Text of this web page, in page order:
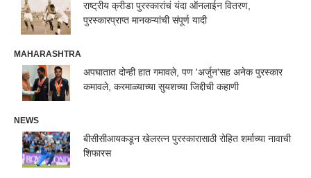
राष्ट्रीय क्रीडा पुरस्कारांचं यंदा ऑनलाईन वितरण,
पुरस्कारप्राप्त मानकऱ्यांची संपूर्ण यादी
MAHARASHTRA
अपघातात दोन्ही हात गमावले, पण 'अर्जुन'सह अनेक पुरस्कार
कमावले, करमाळ्याच्या सुयशच्या जिद्दीची कहाणी
NEWS
बीसीसीआयकडून खेलरत्न पुरस्कारासाठी रोहित शर्माच्या नावाची
शिफारस